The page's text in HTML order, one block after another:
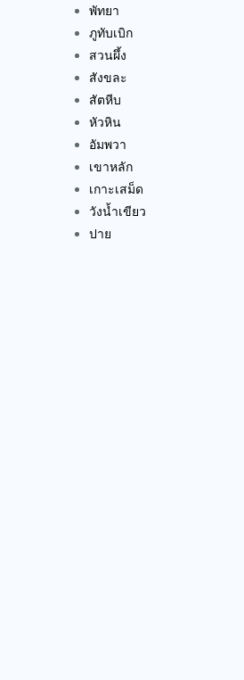
พัทยา
ภูทับเบิก
สวนผึ้ง
สังขละ
สัตหีบ
หัวหิน
อัมพวา
เขาหลัก
เกาะเสม็ด
วังน้ำเขียว
ปาย